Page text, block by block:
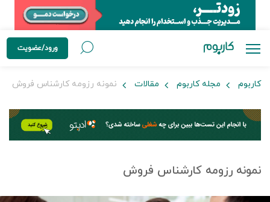
ورود/عضویت
کاربوم مجله کاربوم مقالات نمونه رزومه کارشناس فروش
نمونه رزومه کارشناس فروش